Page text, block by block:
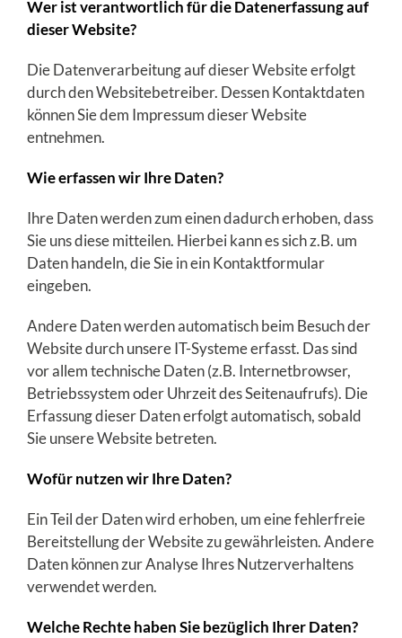
Wer ist verantwortlich für die Datenerfassung auf
dieser Website?
Die Datenverarbeitung auf dieser Website erfolgt
durch den Websitebetreiber. Dessen Kontaktdaten
können Sie dem Impressum dieser Website
entnehmen.
Wie erfassen wir Ihre Daten?
Ihre Daten werden zum einen dadurch erhoben, dass
Sie uns diese mitteilen. Hierbei kann es sich z.B. um
Daten handeln, die Sie in ein Kontaktformular
eingeben.
Andere Daten werden automatisch beim Besuch der
Website durch unsere IT-Systeme erfasst. Das sind
vor allem technische Daten (z.B. Internetbrowser,
Betriebssystem oder Uhrzeit des Seitenaufrufs). Die
Erfassung dieser Daten erfolgt automatisch, sobald
Sie unsere Website betreten.
Wofür nutzen wir Ihre Daten?
Ein Teil der Daten wird erhoben, um eine fehlerfreie
Bereitstellung der Website zu gewährleisten. Andere
Daten können zur Analyse Ihres Nutzerverhaltens
verwendet werden.
Welche Rechte haben Sie bezüglich Ihrer Daten?